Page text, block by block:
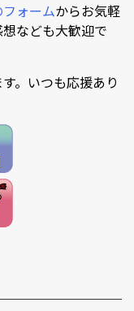
ォームからお気軽
なども大歓迎で
。いつも応援あり